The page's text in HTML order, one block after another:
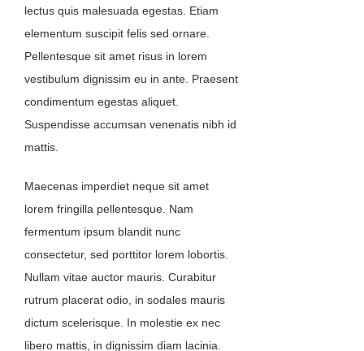
lectus quis malesuada egestas. Etiam
elementum suscipit felis sed ornare.
Pellentesque sit amet risus in lorem
vestibulum dignissim eu in ante. Praesent
condimentum egestas aliquet.
Suspendisse accumsan venenatis nibh id
mattis.
Maecenas imperdiet neque sit amet
lorem fringilla pellentesque. Nam
fermentum ipsum blandit nunc
consectetur, sed porttitor lorem lobortis.
Nullam vitae auctor mauris. Curabitur
rutrum placerat odio, in sodales mauris
dictum scelerisque. In molestie ex nec
libero mattis, in dignissim diam lacinia.